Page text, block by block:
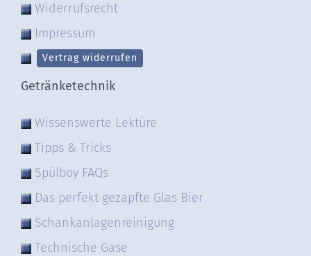
Widerrufsrecht
Impressum
Vertrag widerrufen
Getränketechnik
Wissenswerte Lektüre
Tipps & Tricks
Spülboy FAQs
Das perfekt gezapfte Glas Bier
Schankanlagenreinigung
Technische Gase